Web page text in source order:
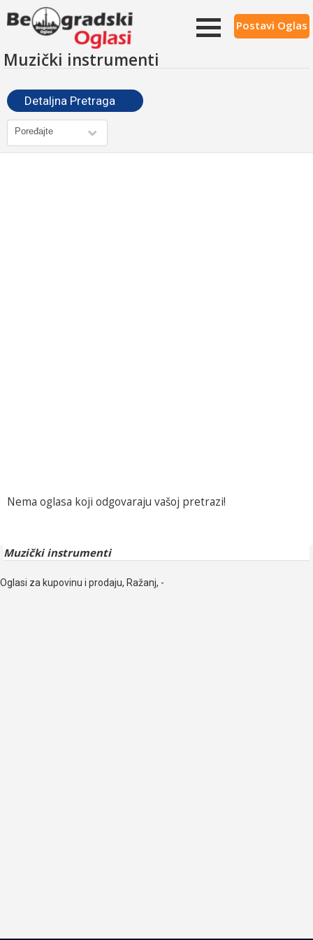
Postavi Oglas
Muzički instrumenti
Detaljna Pretraga
Nema oglasa koji odgovaraju vašoj pretrazi!
Muzički instrumenti
Oglasi za kupovinu i prodaju, Ražanj, -